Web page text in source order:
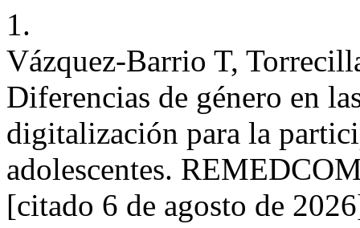
1.
Vázquez-Barrio T,
Diferencias de género en
digitalización para la
adolescentes.
[citado 6 de agosto de